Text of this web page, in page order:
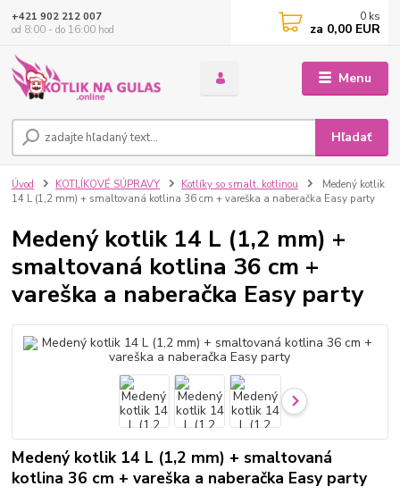
Menu
Hľadať
+421 902 212 007
od 8:00 - do 16:00 hod
0 ks
za 0,00 EUR
Úvod KOTLÍKOVÉ SÚPRAVY Kotlíky so smalt. kotlinou
Medený kotlik
14 L (1,2 mm) + smaltovaná kotlina 36 cm + vareška a naberačka Easy party
Medený kotlik 14 L (1,2 mm) +
smaltovaná kotlina 36 cm +
vareška a naberačka Easy party
Medený kotlik 14 L (1,2 mm) + smaltovaná
kotlina 36 cm + vareška a naberačka Easy party